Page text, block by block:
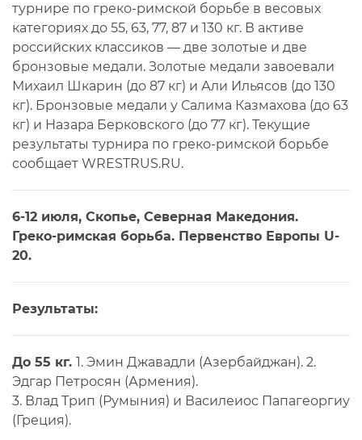
турнире по греко-римской борьбе в весовых
категориях до 55, 63, 77, 87 и 130 кг. В активе
российских классиков — две золотые и две
бронзовые медали. Золотые медали завоевали
Михаил Шкарин (до 87 кг) и Али Ильясов (до 130
кг). Бронзовые медали у Салима Казмахова (до 63
кг) и Назара Берковского (до 77 кг). Текущие
результаты турнира по греко-римской борьбе
сообщает WRESTRUS.RU.
6-12 июля, Скопье, Северная Македония.
Греко-римская борьба. Первенство Европы U-
20.
Результаты:
До 55 кг. 1. Эмин Джавадли (Азербайджан). 2.
Эдгар Петросян (Армения).
3. Влад Трип (Румыния) и Василеиос Папагеоргиу
(Греция).